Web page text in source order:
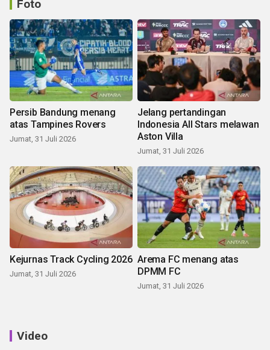
Foto
Persib Bandung menang
atas Tampines Rovers
Jumat, 31 Juli 2026
Jelang pertandingan
Indonesia All Stars melawan
Aston Villa
Jumat, 31 Juli 2026
Kejurnas Track Cycling 2026
Jumat, 31 Juli 2026
Arema FC menang atas
DPMM FC
Jumat, 31 Juli 2026
Video